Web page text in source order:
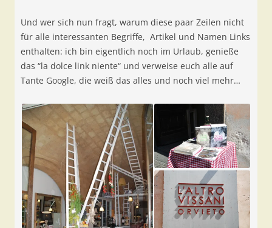
Und wer sich nun fragt, warum diese paar Zeilen nicht
für alle interessanten Begriffe, Artikel und Namen Links
enthalten: ich bin eigentlich noch im Urlaub, genieße
das “la dolce link niente“ und verweise euch alle auf
Tante Google, die weiß das alles und noch viel mehr…